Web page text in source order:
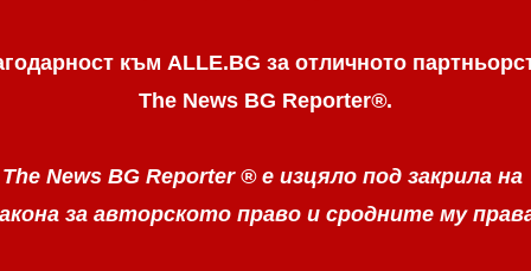
към ALLE.BG за отличното
The News BG Reporter®.
The News BG Reporter ® е изцяло под закрила на
за авторското право и сродните му